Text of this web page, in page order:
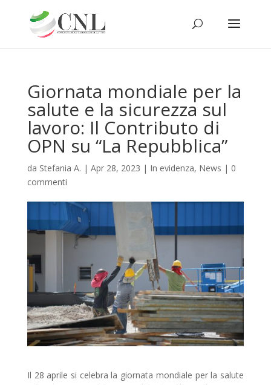
Giornata mondiale per la
salute e la sicurezza sul
lavoro: Il Contributo di
OPN su “La Repubblica”
da Stefania A. | Apr 28, 2023 | In evidenza, News | 0
commenti
Il 28 aprile si celebra la giornata mondiale per la salute